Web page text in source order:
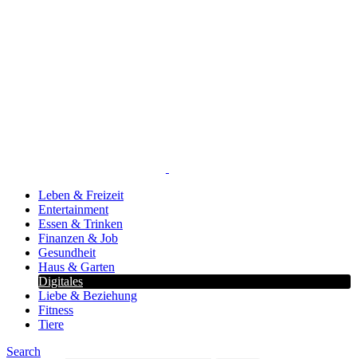
Leben & Freizeit
Entertainment
Essen & Trinken
Finanzen & Job
Gesundheit
Haus & Garten
Digitales
Liebe & Beziehung
Fitness
Tiere
Search